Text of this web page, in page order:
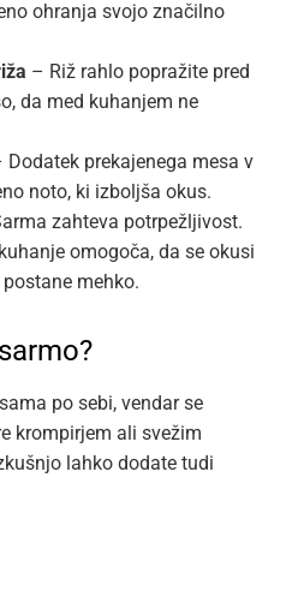
ohranja svojo značilno
– Riž rahlo popražite pred
da med kuhanjem ne
Dodatek prekajenega mesa v
noto, ki izboljša okus.
zahteva potrpežljivost.
omogoča, da se okusi
mehko.
po sebi, vendar se
krompirjem ali svežim
lahko dodate tudi